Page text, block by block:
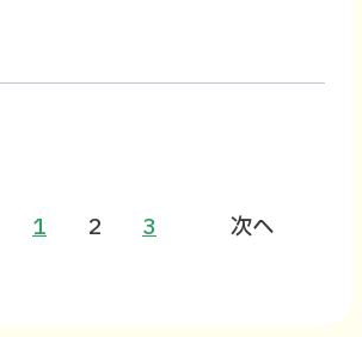
1 2 3 次へ